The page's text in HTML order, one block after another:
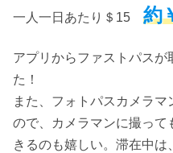
一人一日あたり＄15 約
アプリからファストパスが
た！
また、フォトパスカメラ
ので、カメラマンに撮っ
きるのも嬉しい。滞在中は